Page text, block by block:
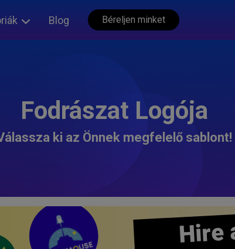
Blog Béreljen minket
Fodrászat Logója
ki az Önnek megfelelő sablont!
Hire